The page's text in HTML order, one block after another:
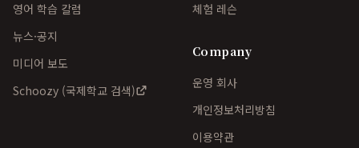
영어 학습 칼럼
뉴스·공지
미디어 보도
Schoozy (국제학교 검색)
체험 레슨
Company
운영 회사
개인정보처리방침
이용약관